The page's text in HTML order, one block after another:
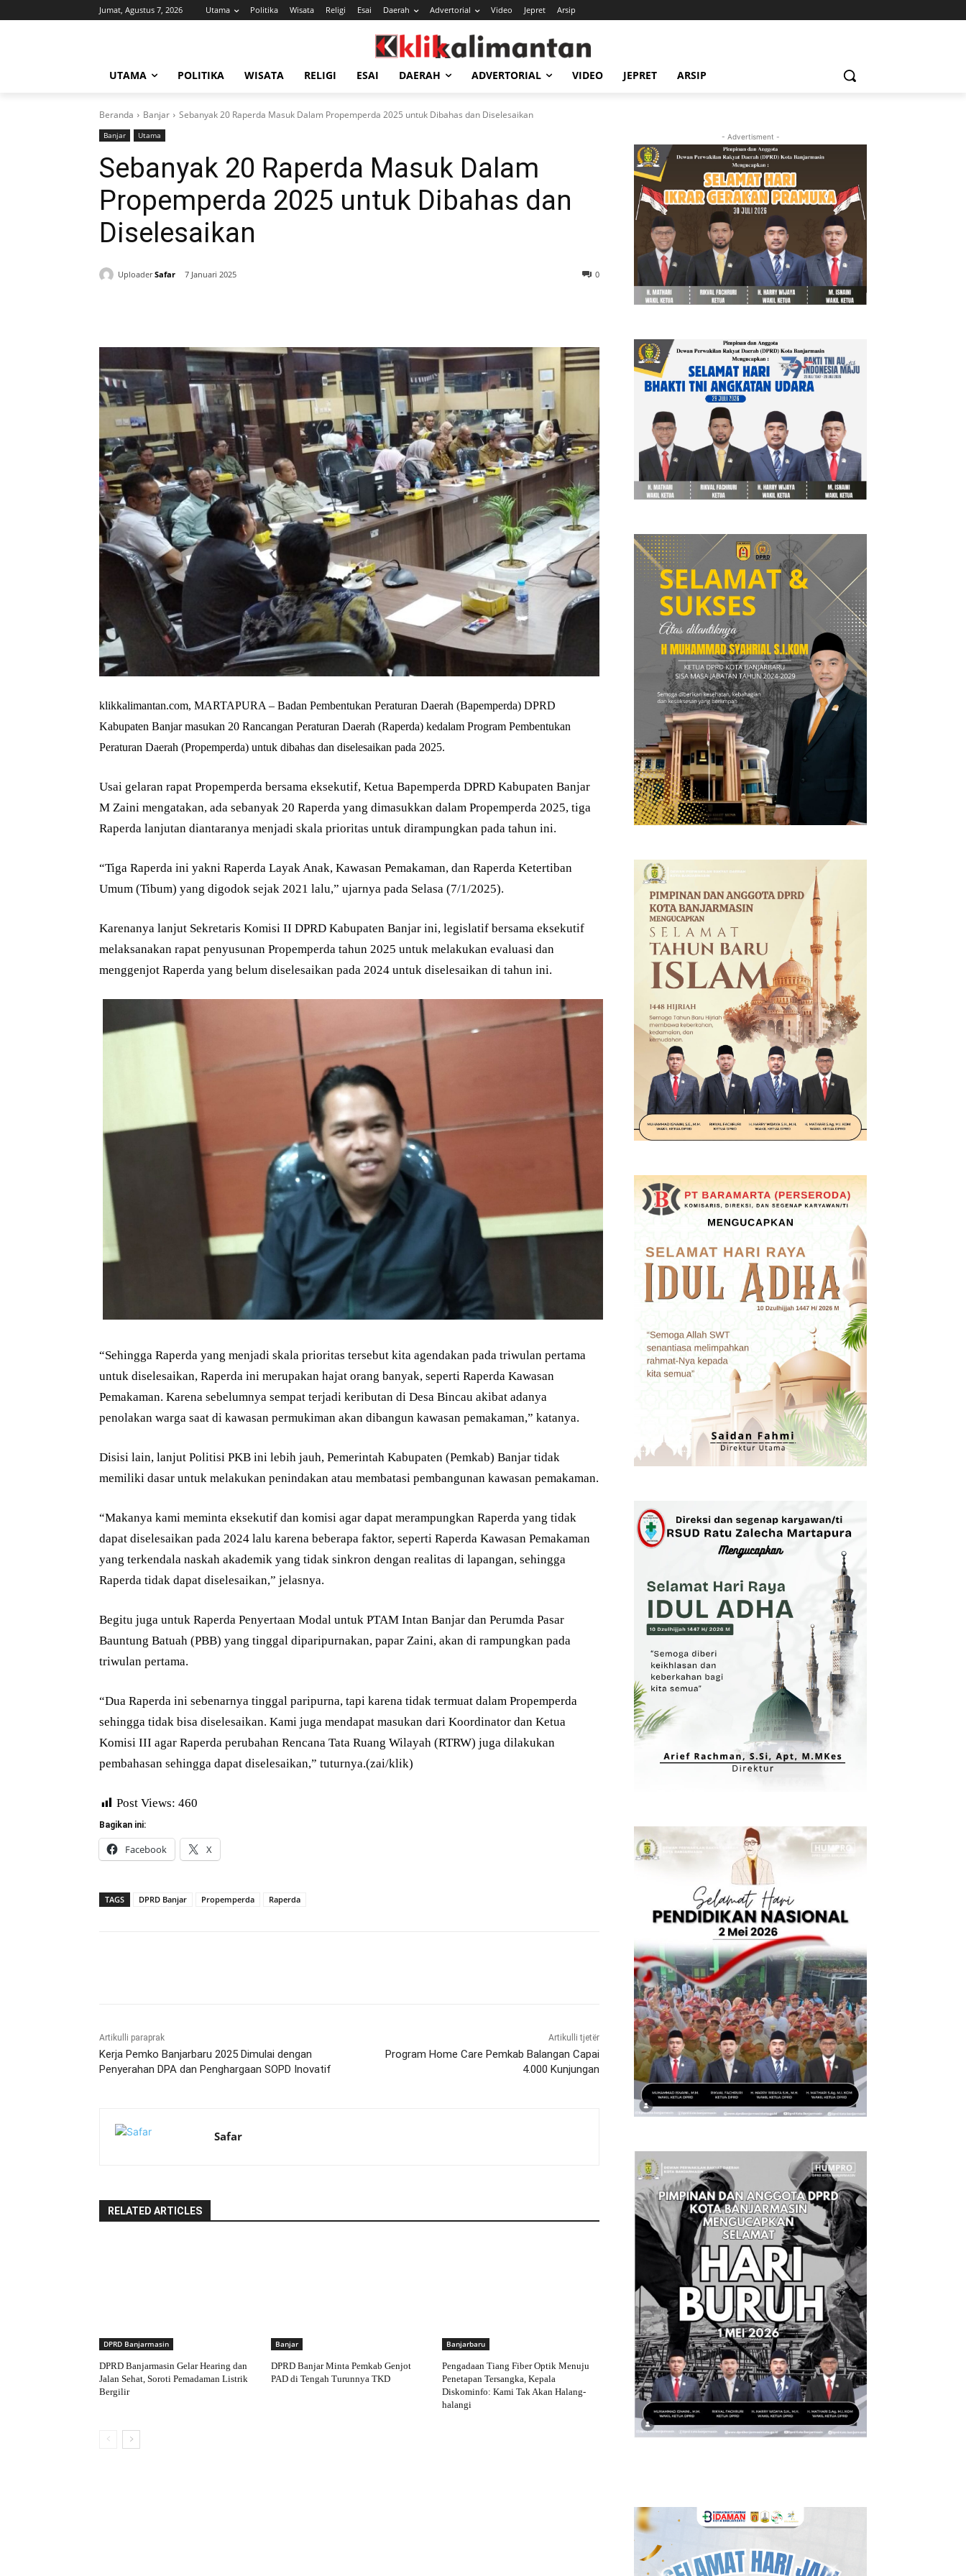
Jumat, Agustus 7, 2026 Utama Politika Wisata Religi Esai Daerah Advertorial Video Jepret Arsip
UTAMA POLITIKA WISATA RELIGI ESAI DAERAH ADVERTORIAL VIDEO JEPRET ARSIP
Beranda Banjar Sebanyak 20 Raperda Masuk Dalam Propemperda 2025 untuk Dibahas dan Diselesaikan
Banjar Utama
Sebanyak 20 Raperda Masuk Dalam
Propemperda 2025 untuk Dibahas dan
Diselesaikan
Uploader Safar 7 Januari 2025 0
klikkalimantan.com, MARTAPURA – Badan Pembentukan Peraturan Daerah (Bapemperda) DPRD
Kabupaten Banjar masukan 20 Rancangan Peraturan Daerah (Raperda) kedalam Program Pembentukan
Peraturan Daerah (Propemperda) untuk dibahas dan diselesaikan pada 2025.
Usai gelaran rapat Propemperda bersama eksekutif, Ketua Bapemperda DPRD Kabupaten Banjar
M Zaini mengatakan, ada sebanyak 20 Raperda yang dimasukkan dalam Propemperda 2025, tiga
Raperda lanjutan diantaranya menjadi skala prioritas untuk dirampungkan pada tahun ini.
“Tiga Raperda ini yakni Raperda Layak Anak, Kawasan Pemakaman, dan Raperda Ketertiban
Umum (Tibum) yang digodok sejak 2021 lalu,” ujarnya pada Selasa (7/1/2025).
Karenanya lanjut Sekretaris Komisi II DPRD Kabupaten Banjar ini, legislatif bersama eksekutif
melaksanakan rapat penyusunan Propemperda tahun 2025 untuk melakukan evaluasi dan
menggenjot Raperda yang belum diselesaikan pada 2024 untuk diselesaikan di tahun ini.
“Sehingga Raperda yang menjadi skala prioritas tersebut kita agendakan pada triwulan pertama
untuk diselesaikan, Raperda ini merupakan hajat orang banyak, seperti Raperda Kawasan
Pemakaman. Karena sebelumnya sempat terjadi keributan di Desa Bincau akibat adanya
penolakan warga saat di kawasan permukiman akan dibangun kawasan pemakaman,” katanya.
Disisi lain, lanjut Politisi PKB ini lebih jauh, Pemerintah Kabupaten (Pemkab) Banjar tidak
memiliki dasar untuk melakukan penindakan atau membatasi pembangunan kawasan pemakaman.
“Makanya kami meminta eksekutif dan komisi agar dapat merampungkan Raperda yang tidak
dapat diselesaikan pada 2024 lalu karena beberapa faktor, seperti Raperda Kawasan Pemakaman
yang terkendala naskah akademik yang tidak sinkron dengan realitas di lapangan, sehingga
Raperda tidak dapat diselesaikan,” jelasnya.
Begitu juga untuk Raperda Penyertaan Modal untuk PTAM Intan Banjar dan Perumda Pasar
Bauntung Batuah (PBB) yang tinggal diparipurnakan, papar Zaini, akan di rampungkan pada
triwulan pertama.
“Dua Raperda ini sebenarnya tinggal paripurna, tapi karena tidak termuat dalam Propemperda
sehingga tidak bisa diselesaikan. Kami juga mendapat masukan dari Koordinator dan Ketua
Komisi III agar Raperda perubahan Rencana Tata Ruang Wilayah (RTRW) juga dilakukan
pembahasan sehingga dapat diselesaikan,” tuturnya.(zai/klik)
Post Views: 460
Bagikan ini:
Facebook X
TAGS DPRD Banjar Propemperda Raperda
Artikulli paraprak
Kerja Pemko Banjarbaru 2025 Dimulai dengan
Penyerahan DPA dan Penghargaan SOPD Inovatif
Artikulli tjetër
Program Home Care Pemkab Balangan Capai
4.000 Kunjungan
Safar
RELATED ARTICLES
DPRD Banjarmasin
DPRD Banjarmasin Gelar Hearing dan
Jalan Sehat, Soroti Pemadaman Listrik
Bergilir
Banjar
DPRD Banjar Minta Pemkab Genjot
PAD di Tengah Turunnya TKD
Banjarbaru
Pengadaan Tiang Fiber Optik Menuju
Penetapan Tersangka, Kepala
Diskominfo: Kami Tak Akan Halang-
halangi
- Advertisment -